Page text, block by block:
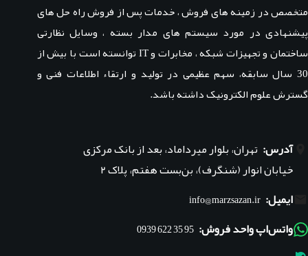
متخصص در زمینه های فروش ، خدمات پس از فروش راه حل های
پیشنهادی در مورد سیستم های مدار بسته ، وسایل نظارتی
ساختمان و تجهیزات شبکه ، مخابرات و IT توانسته است با بیش از
30 سال سابقه، سهم عظیمی در تولید و ارتقاء اطلاعات فنی و
گسترش علوم الکترونیک داشته باشد.
آدرس: تهران، بلوار میرداماد، بعد از بانک مرکزی
خیابان انوار (شنگرف)، بن‌بست هفتم، پلاک ۲
ایمیل: info@marzsazan.ir
واتس‌اپ واحد فروش: 95 35 622 0939